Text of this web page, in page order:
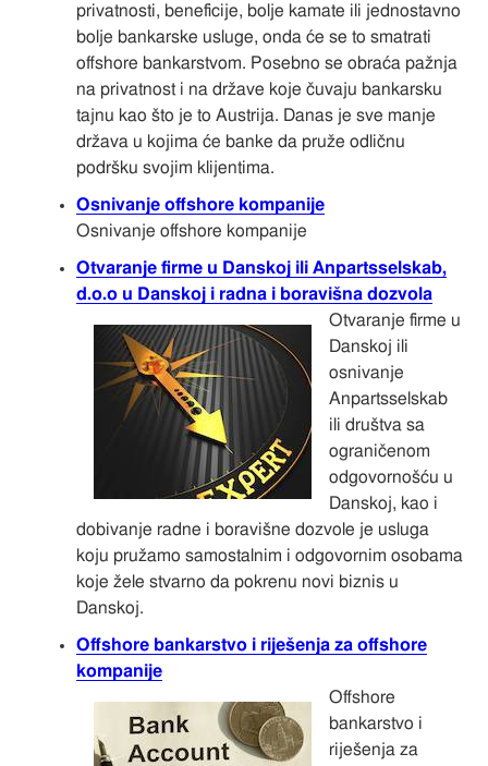
privatnosti, beneficije, bolje kamate ili jednostavno
bolje bankarske usluge, onda će se to smatrati
offshore bankarstvom. Posebno se obraća pažnja
na privatnost i na države koje čuvaju bankarsku
tajnu kao što je to Austrija. Danas je sve manje
država u kojima će banke da pruže odličnu
podršku svojim klijentima.
Osnivanje offshore kompanije
Osnivanje offshore kompanije
Otvaranje firme u Danskoj ili Anpartsselskab,
d.o.o u Danskoj i radna i boravišna dozvola
Otvaranje firme u
Danskoj ili
osnivanje
Anpartsselskab
ili društva sa
ograničenom
odgovornošću u
Danskoj, kao i
dobivanje radne i boravišne dozvole je usluga
koju pružamo samostalnim i odgovornim osobama
koje žele stvarno da pokrenu novi biznis u
Danskoj.
Offshore bankarstvo i riješenja za offshore
kompanije
Offshore
bankarstvo i
riješenja za